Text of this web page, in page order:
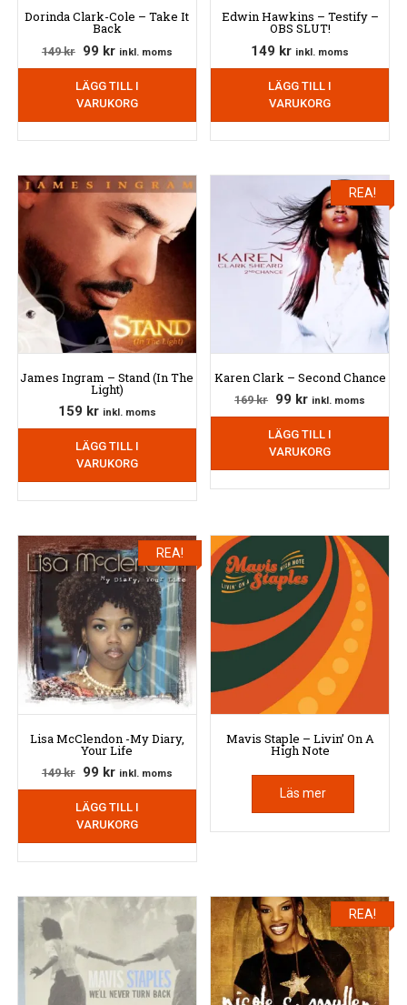
Dorinda Clark-Cole – Take It
Back
149kr
Det
ursprungliga
priset
var:
99 krDet
nuvarande
priset
är:
inkl. moms
LÄGG TILL I
VARUKORG
Edwin Hawkins – Testify –
OBS SLUT!
149 kr inkl. moms
LÄGG TILL I
VARUKORG
James Ingram – Stand (In The
Light)
159 kr inkl. moms
LÄGG TILL I
VARUKORG
REA!
Karen Clark – Second Chance
169kr Det
ursprungliga
priset
var:
99 krDet
nuvarande
priset
är:
inkl. moms
LÄGG TILL I
VARUKORG
REA!
Lisa McClendon -My Diary,
Your Life
149kr
Det
ursprungliga
priset
var:
99 krDet
nuvarande
priset
är:
inkl. moms
LÄGG TILL I
VARUKORG
Mavis Staple – Livin’ On A
High Note
Läs mer
REA!